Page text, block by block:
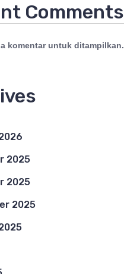
Comments
komentar untuk ditampilkan.
2025
2025
2025